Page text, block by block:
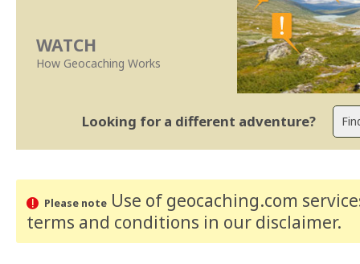
WATCH
How Geocaching Works
Looking for a different adventure?
Please noteUse of geocaching.com
terms and conditions in our disclaimer.